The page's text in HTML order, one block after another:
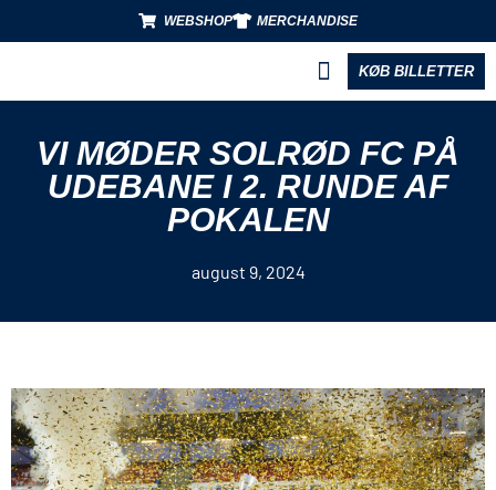
WEBSHOP MERCHANDISE
KØB BILLETTER
VI MØDER SOLRØD FC PÅ
UDEBANE I 2. RUNDE AF
POKALEN
august 9, 2024